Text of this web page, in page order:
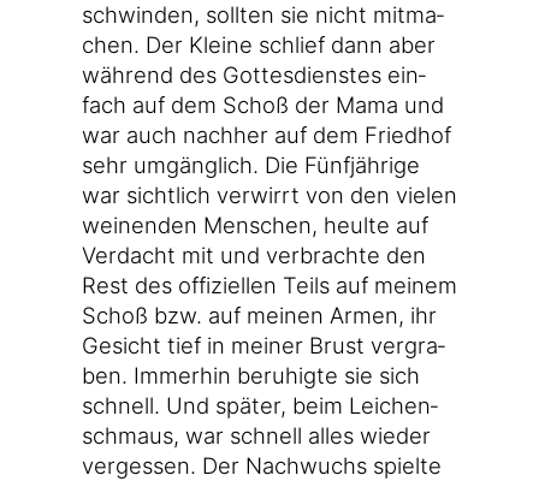
schwin­den, soll­ten sie nicht mit­ma­
chen. Der Klei­ne schlief dann aber
wäh­rend des Got­tes­diens­tes ein­
fach auf dem Schoß der Mama und
war auch nach­her auf dem Fried­hof
sehr umgäng­lich. Die Fünf­jäh­ri­ge
war sicht­lich ver­wirrt von den vie­len
wei­nen­den Men­schen, heul­te auf
Ver­dacht mit und ver­brach­te den
Rest des offi­zi­el­len Teils auf mei­nem
Schoß bzw. auf mei­nen Armen, ihr
Gesicht tief in mei­ner Brust ver­gra­
ben. Immer­hin beru­hig­te sie sich
schnell. Und spä­ter, beim Lei­chen­
schmaus, war schnell alles wie­der
ver­ges­sen. Der Nach­wuchs spiel­te